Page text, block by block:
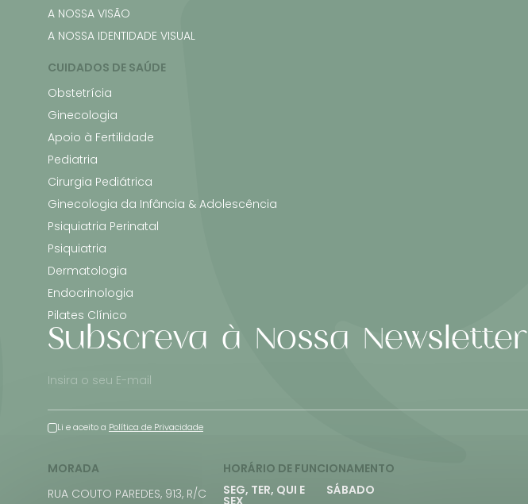
A NOSSA VISÃO
A NOSSA IDENTIDADE VISUAL
CUIDADOS DE SAÚDE
Obstetrícia
Ginecologia
Apoio à Fertilidade
Pediatria
Cirurgia Pediátrica
Ginecologia da Infância & Adolescência
Psiquiatria Perinatal
Psiquiatria
Dermatologia
Endocrinologia
Pilates Clínico
Subscreva à Nossa Newsletter
Li e aceito a Política de Privacidade
MORADA
RUA COUTO PAREDES, 913, R/C
HORÁRIO DE FUNCIONAMENTO
SEG, TER, QUI E
SEX
SÁBADO